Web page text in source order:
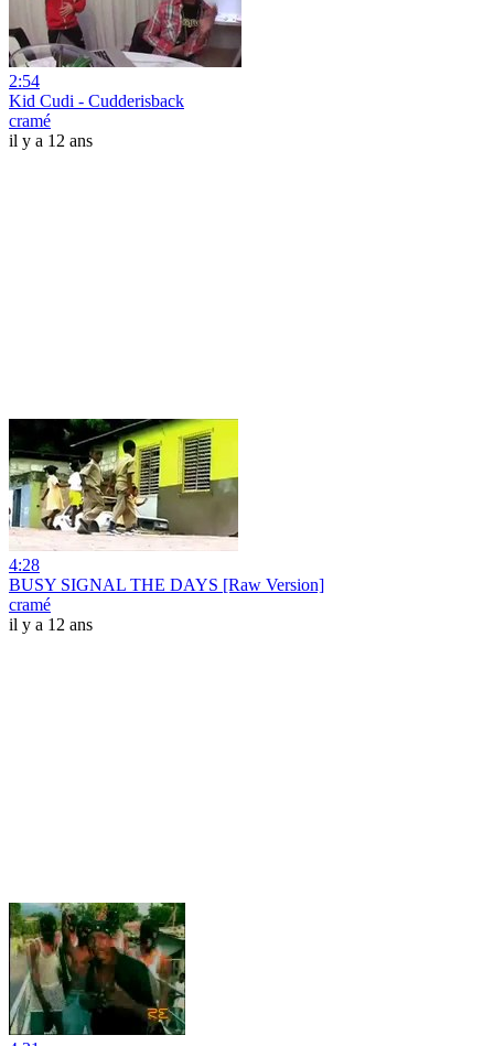
2:54
Kid Cudi - Cudderisback
cramé
il y a 12 ans
4:28
BUSY SIGNAL THE DAYS [Raw Version]
cramé
il y a 12 ans